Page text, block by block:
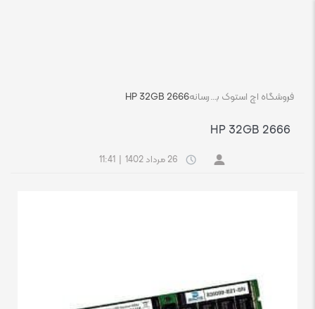
فروشگاه اچ استوک بازار انلاین تجهیزات کامپیوتر استوکرسانهHP 32GB 2666
HP 32GB 2666
26 مرداد 1402 11:41